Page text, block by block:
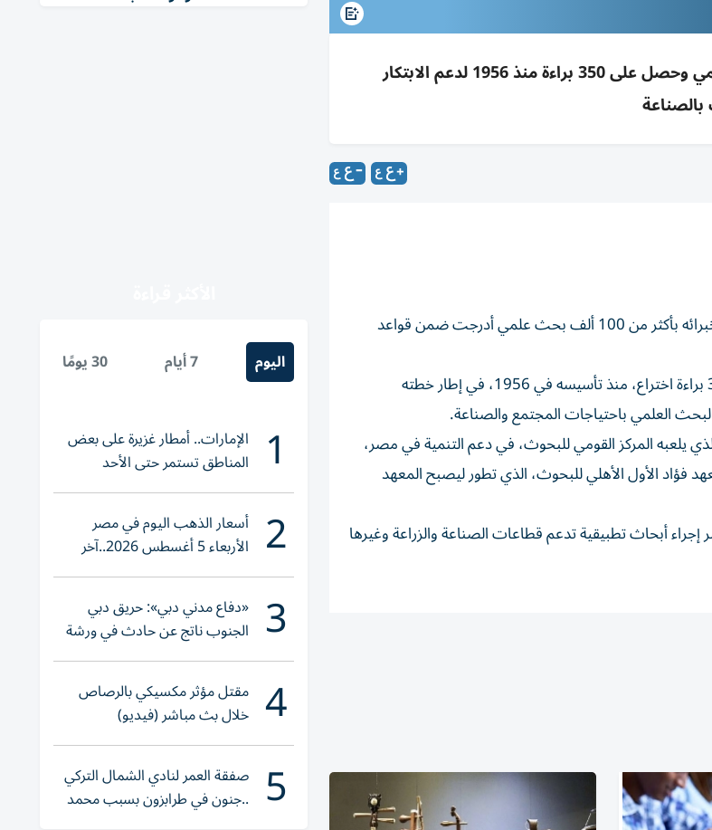
المركز القومي للبحوث بمصر نشر أكثر من 100 ألف بحث عالمي وحصل على 350 براءة منذ 1956 لدعم الابتكار
قدر رئيس المركز القومي للبحوث في مصر، عدد الأبحاث العلمية المنشورة لخبرائه بأكثر من 100 ألف بحث علمي أدرجت ضمن قواعد
وقال د.ممدوح معوض، رئيس المركز: إنه نجح في الحصول على أكثر من 350 براءة اختراع، منذ تأسيسه في 1956، في إطار خطته
العلمي باحتياجات المجتمع والصناعة.
يلعبه المركز القومي للبحوث، في دعم التنمية في مصر،
في مصر ترجع إلى عام 1939، مع إنشاء معهد فؤاد الأول الأهلي للبحوث، الذي تطور ليصبح المعهد
أبحاث تطبيقية تدعم قطاعات الصناعة والزراعة وغيرها
اليوم 7 أيام 30 يومًا
1 الإمارات.. أمطار غزيرة على بعض
المناطق تستمر حتى الأحد
2 أسعار الذهب اليوم في مصر
الأربعاء 5 أغسطس 2026..آخر
تحديث لعيار 21
3 «دفاع مدني دبي»: حريق دبي
الجنوب ناتج عن حادث في ورشة
ولا إصابات
4 مقتل مؤثر مكسيكي بالرصاص
خلال بث مباشر (فيديو)
5 صفقة العمر لنادي الشمال التركي
..جنون في طرابزون بسبب محمد